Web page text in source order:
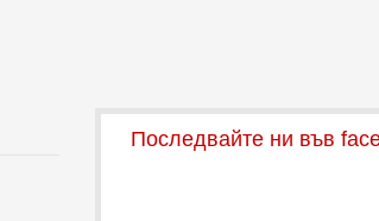
Последвайте ни във